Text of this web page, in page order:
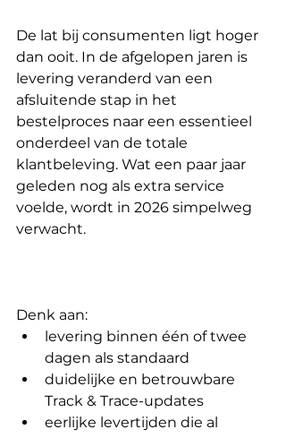
De lat bij consumenten ligt hoger
dan ooit. In de afgelopen jaren is
levering veranderd van een
afsluitende stap in het
bestelproces naar een essentieel
onderdeel van de totale
klantbeleving. Wat een paar jaar
geleden nog als extra service
voelde, wordt in 2026 simpelweg
verwacht.
Denk aan:
levering binnen één of twee
dagen als standaard
duidelijke en betrouwbare
Track & Trace-updates
eerlijke levertijden die al